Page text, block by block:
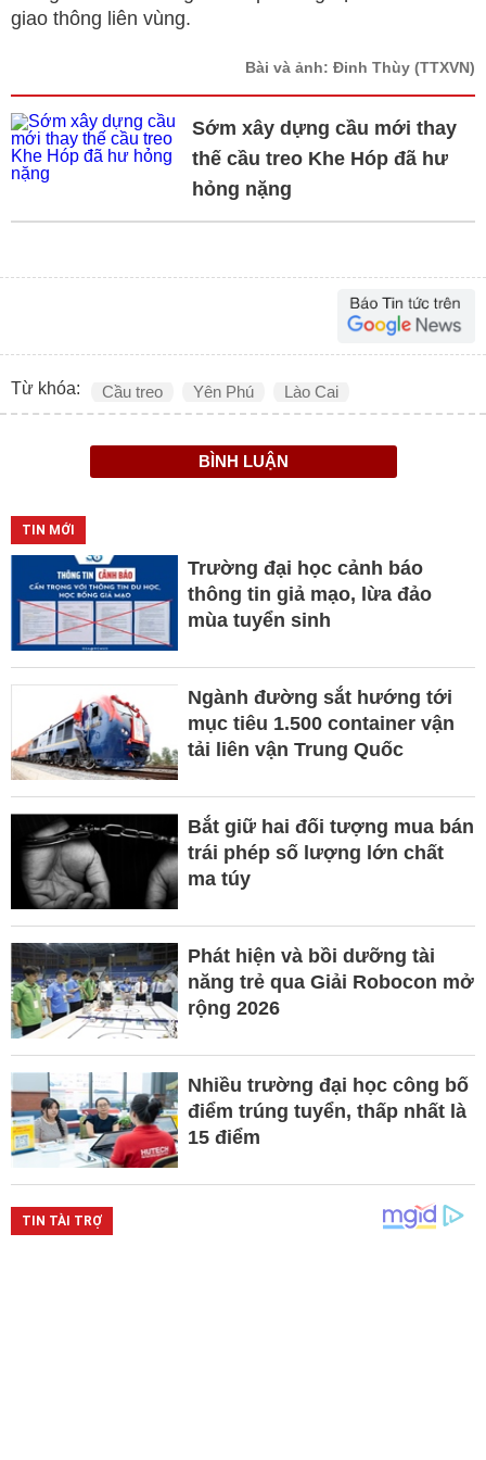
giao thông liên vùng.
Bài và ảnh: Đinh Thùy (TTXVN)
Sớm xây dựng cầu mới thay
thế cầu treo Khe Hóp đã hư
hỏng nặng
Từ khóa: Cầu treo Yên Phú Lào Cai
BÌNH LUẬN
TIN MỚI
Trường đại học cảnh báo
thông tin giả mạo, lừa đảo
mùa tuyển sinh
Ngành đường sắt hướng tới
mục tiêu 1.500 container vận
tải liên vận Trung Quốc
Bắt giữ hai đối tượng mua bán
trái phép số lượng lớn chất
ma túy
Phát hiện và bồi dưỡng tài
năng trẻ qua Giải Robocon mở
rộng 2026
Nhiều trường đại học công bố
điểm trúng tuyển, thấp nhất là
15 điểm